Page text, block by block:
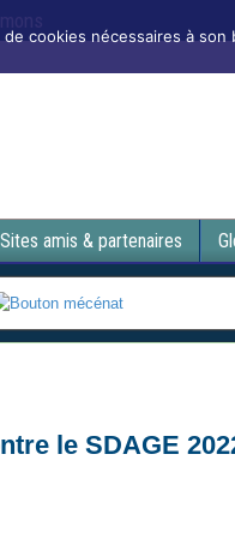
Sites amis & partenaires
le SDAGE
cookies nécessaires à